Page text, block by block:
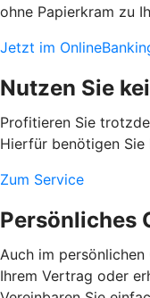
ohne Papierkram zu
Jetzt im
Nutzen Sie
Profitieren Sie
Hierfür benötigen Sie
Zum Service
Persönliches
Auch im
Ihrem Vertrag oder